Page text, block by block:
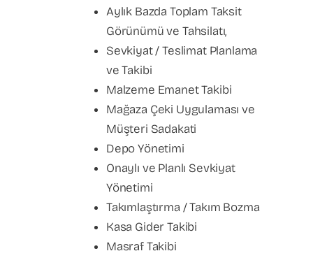
Aylık Bazda Toplam Taksit
Görünümü ve Tahsilatı,
Sevkiyat / Teslimat Planlama
ve Takibi
Malzeme Emanet Takibi
Mağaza Çeki Uygulaması ve
Müşteri Sadakati
Depo Yönetimi
Onaylı ve Planlı Sevkiyat
Yönetimi
Takımlaştırma / Takım Bozma
Kasa Gider Takibi
Masraf Takibi